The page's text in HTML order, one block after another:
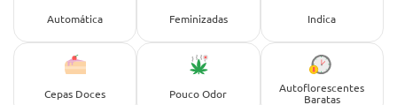
Automática Feminizadas Indica
Cepas Doces Pouco Odor
Autoflorescentes
Baratas